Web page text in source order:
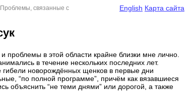
English Карта сайта
связанные с
проблемы в этой области крайне близки мне лично.
в течение нескольких последних лет.
новорождённых щенков в первые дни
“по полной программе”, причём как вязавшиеся
объяснить “не теми днями” или дорогой, а также